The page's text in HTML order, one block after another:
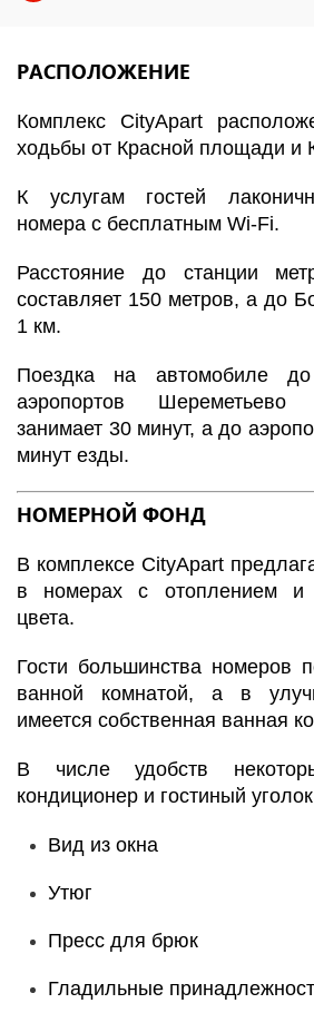
РАСПОЛОЖЕНИЕ
Комплекс CityApart
ходьбы от Красной площади и
К услугам гостей
номера с бесплатным Wi-Fi.
Расстояние до станции
составляет 150 метров, а до
1 км.
Поездка на автомобиле
аэропортов
занимает 30 минут, а до
минут езды.
НОМЕРНОЙ ФОНД
В комплексе CityApart
в номерах с отоплением и
цвета.
Гости большинства номеров
ванной комнатой, а в
имеется собственная ванная
В числе удобств
кондиционер и гостиный
Вид из окна
Утюг
Пресс для брюк
Гладильные